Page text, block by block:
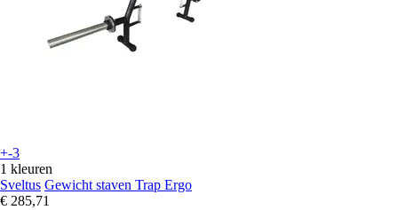
+-3
1 kleuren
Sveltus Gewicht staven Trap Ergo
€ 285,71